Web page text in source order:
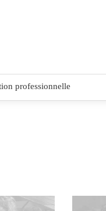
professionnelle